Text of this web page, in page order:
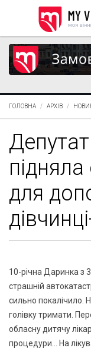
ГОЛОВНА АРХІВ
для
10-річна Даринка з
страшній
сильно покалічило.
голівку тримати.
обласну дитячу
процедури... На